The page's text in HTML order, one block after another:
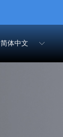
ꀅ
简体中文